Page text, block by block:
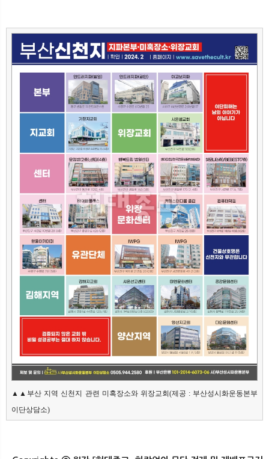
▲▲부산 지역 신천지 관련 미혹장소와 위장교회(제공 : 부산성시화운동본부
이단상담소)